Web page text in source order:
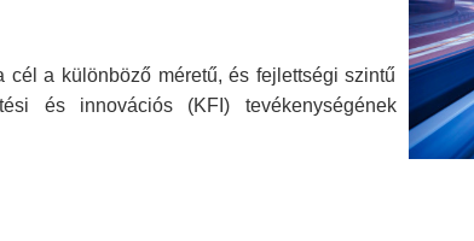
cél a különböző méretű, és fejlettségi szintű
és innovációs (KFI) tevékenységének